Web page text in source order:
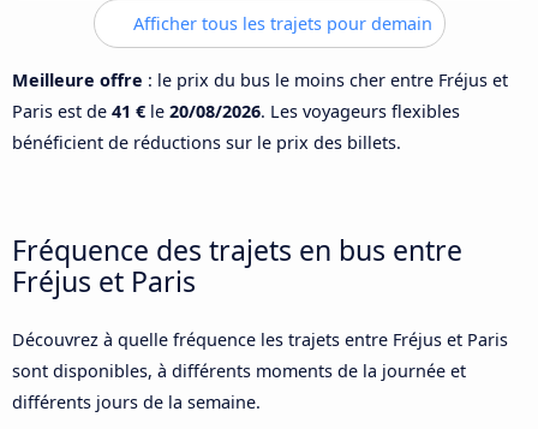
Afficher tous les trajets pour demain
Meilleure offre : le prix du bus le moins cher entre Fréjus et
Paris est de 41 € le 20/08/2026. Les voyageurs flexibles
bénéficient de réductions sur le prix des billets.
Fréquence des trajets en bus entre
Fréjus et Paris
Découvrez à quelle fréquence les trajets entre Fréjus et Paris
sont disponibles, à différents moments de la journée et
différents jours de la semaine.